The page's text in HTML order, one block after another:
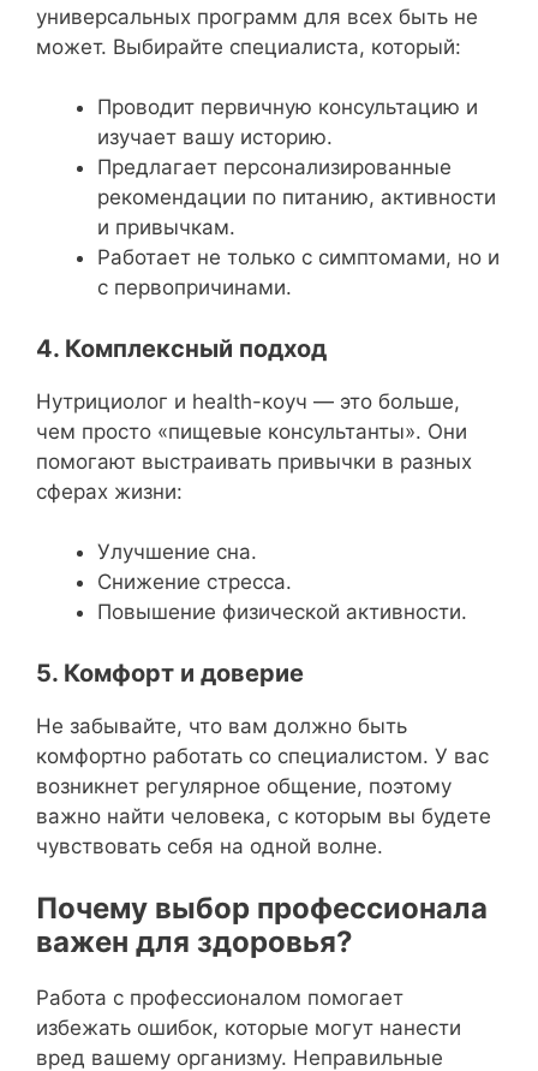
универсальных программ для всех быть не
может. Выбирайте специалиста, который:
Проводит первичную консультацию и
изучает вашу историю.
Предлагает персонализированные
рекомендации по питанию, активности
и привычкам.
Работает не только с симптомами, но и
с первопричинами.
4. Комплексный подход
Нутрициолог и health-коуч — это больше,
чем просто «пищевые консультанты». Они
помогают выстраивать привычки в разных
сферах жизни:
Улучшение сна.
Снижение стресса.
Повышение физической активности.
5. Комфорт и доверие
Не забывайте, что вам должно быть
комфортно работать со специалистом. У вас
возникнет регулярное общение, поэтому
важно найти человека, с которым вы будете
чувствовать себя на одной волне.
Почему выбор профессионала
важен для здоровья?
Работа с профессионалом помогает
избежать ошибок, которые могут нанести
вред вашему организму. Неправильные